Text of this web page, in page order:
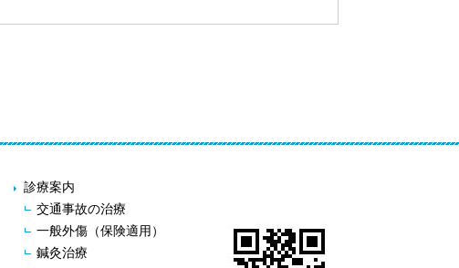
診療案内
交通事故の治療
一般外傷（保険適用）
鍼灸治療